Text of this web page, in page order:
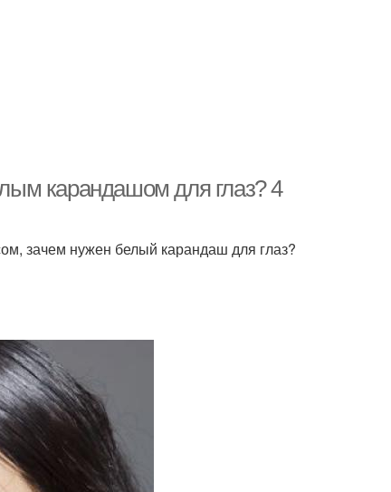
карандашом для глаз? 4
зачем нужен белый карандаш для глаз?